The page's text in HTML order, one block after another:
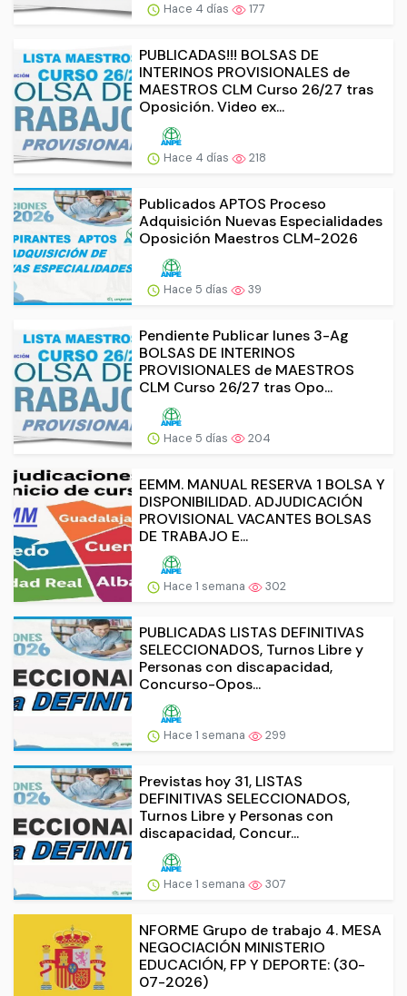
Hace 4 días 177
PUBLICADAS!!! BOLSAS DE
INTERINOS PROVISIONALES de
MAESTROS CLM Curso 26/27 tras
Oposición. Video ex...
Hace 4 días 218
Publicados APTOS Proceso
Adquisición Nuevas Especialidades
Oposición Maestros CLM-2026
Hace 5 días 39
Pendiente Publicar lunes 3-Ag
BOLSAS DE INTERINOS
PROVISIONALES de MAESTROS
CLM Curso 26/27 tras Opo...
Hace 5 días 204
EEMM. MANUAL RESERVA 1 BOLSA Y
DISPONIBILIDAD. ADJUDICACIÓN
PROVISIONAL VACANTES BOLSAS
DE TRABAJO E...
Hace 1 semana 302
PUBLICADAS LISTAS DEFINITIVAS
SELECCIONADOS, Turnos Libre y
Personas con discapacidad,
Concurso-Opos...
Hace 1 semana 299
Previstas hoy 31, LISTAS
DEFINITIVAS SELECCIONADOS,
Turnos Libre y Personas con
discapacidad, Concur...
Hace 1 semana 307
NFORME Grupo de trabajo 4. MESA
NEGOCIACIÓN MINISTERIO
EDUCACIÓN, FP Y DEPORTE: (30-
07-2026)